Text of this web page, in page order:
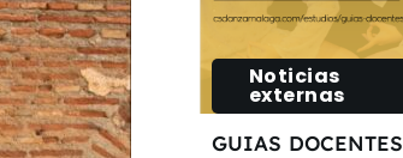
Noticias
externas
GUIAS